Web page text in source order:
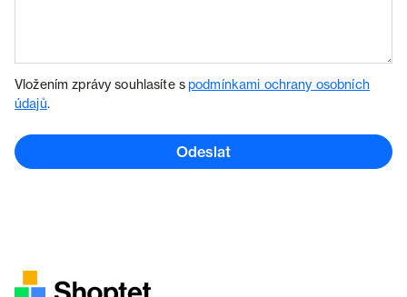
Vložením zprávy souhlasíte spodmínkami ochrany osobních
údajů.
Odeslat